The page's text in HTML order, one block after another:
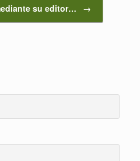
su editor… →